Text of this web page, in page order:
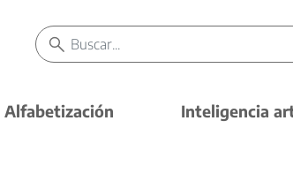
Alfabetización Inteligencia